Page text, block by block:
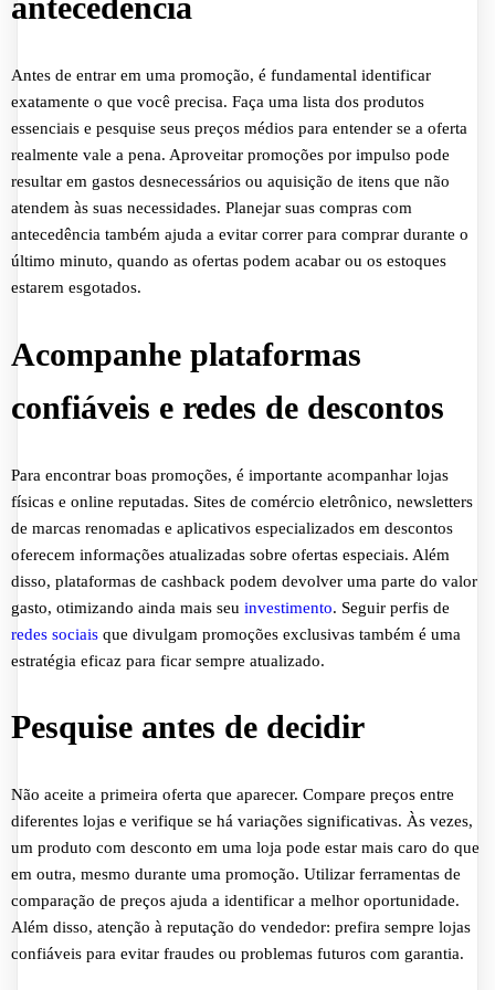
Antes de entrar em uma promoção, é fundamental identificar
exatamente o que você precisa. Faça uma lista dos produtos
essenciais e pesquise seus preços médios para entender se a oferta
realmente vale a pena. Aproveitar promoções por impulso pode
resultar em gastos desnecessários ou aquisição de itens que não
atendem às suas necessidades. Planejar suas compras com
antecedência também ajuda a evitar correr para comprar durante o
último minuto, quando as ofertas podem acabar ou os estoques
estarem esgotados.
Acompanhe plataformas
confiáveis e redes de descontos
Para encontrar boas promoções, é importante acompanhar lojas
físicas e online reputadas. Sites de comércio eletrônico, newsletters
de marcas renomadas e aplicativos especializados em descontos
oferecem informações atualizadas sobre ofertas especiais. Além
disso, plataformas de cashback podem devolver uma parte do valor
gasto, otimizando ainda mais seu investimento. Seguir perfis de
redes sociais que divulgam promoções exclusivas também é uma
estratégia eficaz para ficar sempre atualizado.
Pesquise antes de decidir
Não aceite a primeira oferta que aparecer. Compare preços entre
diferentes lojas e verifique se há variações significativas. Às vezes,
um produto com desconto em uma loja pode estar mais caro do que
em outra, mesmo durante uma promoção. Utilizar ferramentas de
comparação de preços ajuda a identificar a melhor oportunidade.
Além disso, atenção à reputação do vendedor: prefira sempre lojas
confiáveis para evitar fraudes ou problemas futuros com garantia.